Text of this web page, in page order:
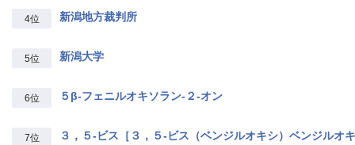
4位 新潟地方裁判所
5位 新潟大学
6位 ５β‐フェニルオキソラン‐２‐オン
7位
３，５‐ビス［３，５‐ビス（ベンジルオキシ）ベンジルオキ